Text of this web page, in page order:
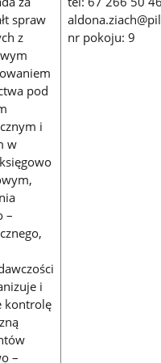
spraw
z
pod
i
w
–
i
kontrolę
–
nr pokoju: 9